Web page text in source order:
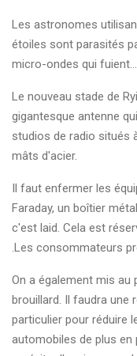
Les astronomes
étoiles sont parasités
micro-ondes qui fuient...
Le nouveau stade de
gigantesque antenne
studios de radio situés
mâts d'acier.
Il faut enfermer les
Faraday, un boîtier
c'est laid. Cela est
.Les consommateurs
On a également mis au
brouillard. Il faudra une
particulier pour réduire
automobiles de plus en